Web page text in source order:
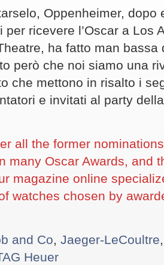
Oppenheimer,
per ricevere l’Oscar a Los
ha fatto man bassa
però che noi siamo una
che mettono in risalto i
e invitati al party
all the former
many Oscar Awards, and
magazine online
watches chosen by
and Co Jaeger-LeCoultre
Heuer